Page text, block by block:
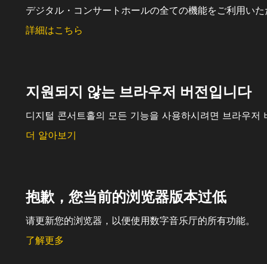
デジタル・コンサートホールの全ての機能をご利用い
詳細はこちら
지원되지 않는 브라우저 버전입니다
디지털 콘서트홀의 모든 기능을 사용하시려면 브라우저
더 알아보기
抱歉，您当前的浏览器版本过低
请更新您的浏览器，以便使用数字音乐厅的所有功能。
了解更多